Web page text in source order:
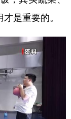
한국어
是重要的。